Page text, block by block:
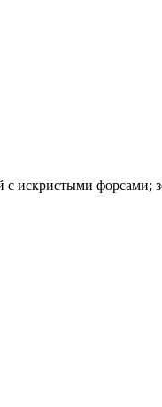
искристыми форсами;